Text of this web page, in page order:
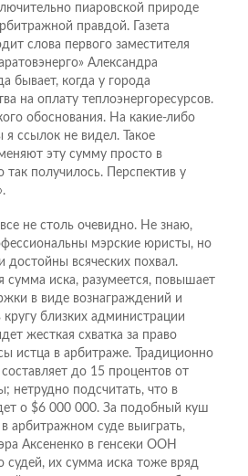
пиаровской природе
правдой. Газета
слова первого заместителя
Александра
бывает, когда у города
на оплату теплоэнергоресурсов.
обоснования. На какие-либо
ссылок не видел. Такое
эту сумму просто в
получилось. Перспектив у
не столь очевидно. Не знаю,
мэрские юристы, но
достойны всяческих похвал.
сумма иска, разумеется, повышает
в виде вознаграждений и
кругу близких администрации
жесткая схватка за право
истца в арбитраже. Традиционно
до 15 процентов от
нетрудно подсчитать, что в
о $6 000 000. За подобный куш
арбитражном суде выиграть,
Аксененко в генсеки ООН
их сумма иска тоже вряд